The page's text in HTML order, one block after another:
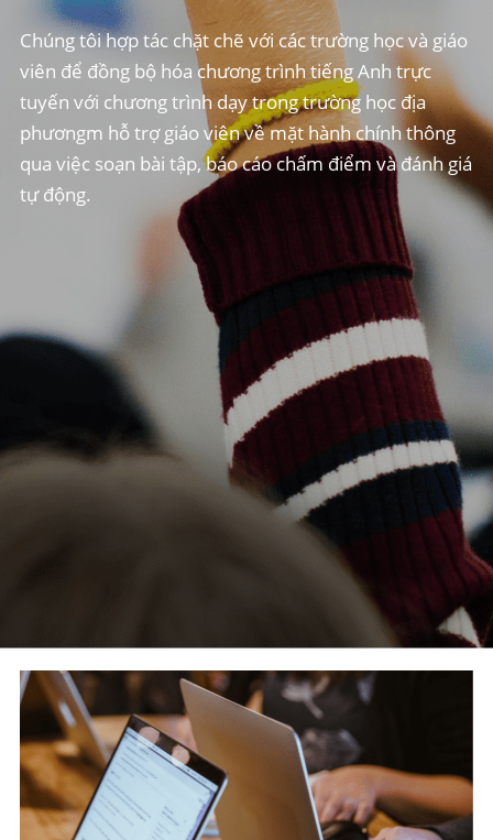
Chúng tôi hợp tác chặt chẽ với các trường học và giáo
viên để đồng bộ hóa chương trình tiếng Anh trực
tuyến với chương trình dạy trong trường học địa
phươngm hỗ trợ giáo viên về mặt hành chính thông
qua việc soạn bài tập, báo cáo chấm điểm và đánh giá
tự động.